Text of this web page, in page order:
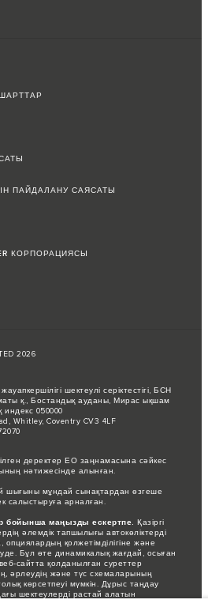
ПАЙДАЛАНУ САЯСАТЫ
КОРПОРАЦИЯСЫ
2026
шектеулі серіктестігі, БСН
қ., Бостандық ауданы, Мирас ықшам
050000
Whitley, Coventry CV3 4LF
деректер ЕО заңнамасына сәйкес
нәтижесінде алынған.
шығыны мұндай сынақтардан өзгеше
салыстыруға арналған.
бойынша маңызды ескертпе. Қазіргі
әлемдік тапшылығы автокөліктерді
қолжетімділігіне және
Бұл өте динамикалық жағдай, осыған
сайтта қолданылған суреттер
әрлеудің және түс схемаларының
көрсетпеуі мүмкін. Дұрыс таңдау
шектеулерді растай алатын